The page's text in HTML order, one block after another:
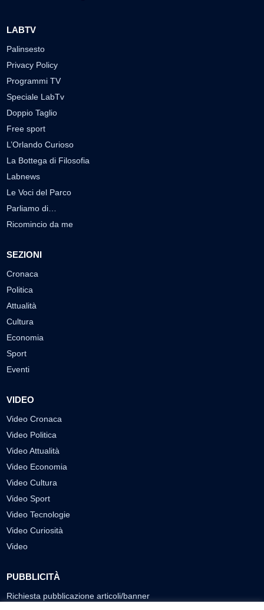
LABTV
Palinsesto
Privacy Policy
Programmi TV
Speciale LabTv
Doppio Taglio
Free sport
L’Orlando Curioso
La Bottega di Filosofia
Labnews
Le Voci del Parco
Parliamo di…
Ricomincio da me
SEZIONI
Cronaca
Politica
Attualità
Cultura
Economia
Sport
Eventi
VIDEO
Video Cronaca
Video Politica
Video Attualità
Video Economia
Video Cultura
Video Sport
Video Tecnologie
Video Curiosità
Video
PUBBLICITÀ
Richiesta pubblicazione articoli/banner